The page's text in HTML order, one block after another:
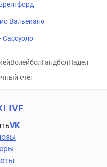
Вальекано
Сассуоло
ВолейболГандболПадел
счет
VK